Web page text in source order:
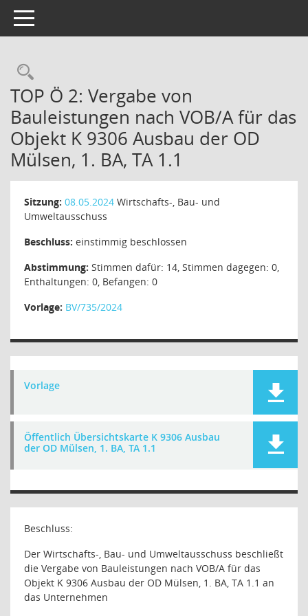
Toggle navigation
TOP Ö 2: Vergabe von
Bauleistungen nach VOB/A für das
Objekt K 9306 Ausbau der OD
Mülsen, 1. BA, TA 1.1
Sitzung: 08.05.2024 Wirtschafts-, Bau- und
Umweltausschuss
Beschluss: einstimmig beschlossen
Abstimmung: Stimmen dafür: 14, Stimmen dagegen: 0,
Enthaltungen: 0, Befangen: 0
Vorlage: BV/735/2024
Vorlage
Öffentlich Übersichtskarte K 9306 Ausbau
der OD Mülsen, 1. BA, TA 1.1
Beschluss:
Der Wirtschafts-, Bau- und Umweltausschuss beschließt
die Vergabe von Bauleistungen nach VOB/A für das
Objekt K 9306 Ausbau der OD Mülsen, 1. BA, TA 1.1 an
das Unternehmen